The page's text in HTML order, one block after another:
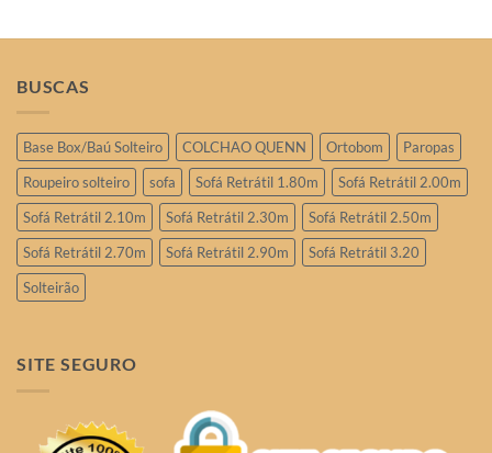
BUSCAS
Base Box/Baú Solteiro COLCHAO QUENN Ortobom
Paropas
Roupeiro solteiro
sofa Sofá Retrátil 1.80m
Sofá Retrátil 2.00m
Sofá Retrátil 2.10m
Sofá Retrátil 2.30m
Sofá Retrátil 2.50m
Sofá Retrátil 2.70m
Sofá Retrátil 2.90m
Sofá Retrátil 3.20
Solteirão
SITE SEGURO